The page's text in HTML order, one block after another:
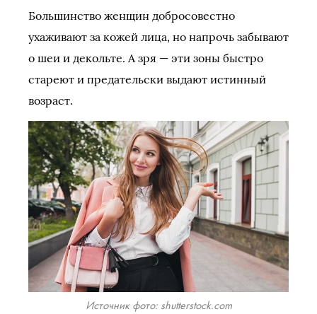
Большинство женщин добросовестно
ухаживают за кожей лица, но напрочь забывают
о шеи и декольте. А зря — эти зоны быстро
стареют и предательски выдают истинный
возраст.
Источник фото: shutterstock.com